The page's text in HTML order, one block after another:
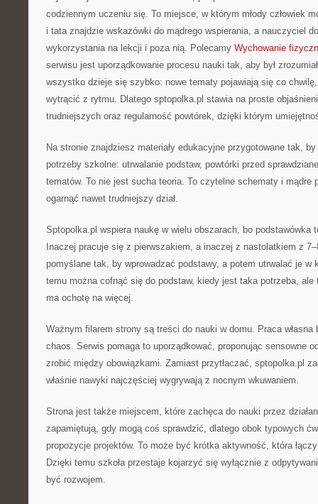
codziennym uczeniu się. To miejsce, w którym młody człowiek
i tata znajdzie wskazówki do mądrego wspierania, a nauczyciel
wykorzystania na lekcji i poza nią. Polecamy Wychowanie
serwisu jest uporządkowanie procesu nauki tak, aby był
wszystko dzieje się szybko: nowe tematy pojawiają się co
wytrącić z rytmu. Dlatego sptopolka.pl stawia na proste
trudniejszych oraz regularność powtórek, dzięki którym
Na stronie znajdziesz materiały edukacyjne przygotowane tak, by
potrzeby szkolne: utrwalanie podstaw, powtórki przed
tematów. To nie jest sucha teoria. To czytelne schematy i mądre
ogarnąć nawet trudniejszy dział.
Sptopolka.pl wspiera naukę w wielu obszarach, bo podstawówka
Inaczej pracuje się z pierwszakiem, a inaczej z nastolatkiem z
pomyślane tak, by wprowadzać podstawy, a potem utrwalać je w
temu można cofnąć się do podstaw, kiedy jest taka potrzeba,
ma ochotę na więcej.
Ważnym filarem strony są treści do nauki w domu. Praca własna
chaos. Serwis pomaga to uporządkować, proponując sensowne
zrobić między obowiązkami. Zamiast przytłaczać, sptopolka.pl
właśnie nawyki najczęściej wygrywają z nocnym wkuwaniem.
Strona jest także miejscem, które zachęca do nauki przez
zapamiętują, gdy mogą coś sprawdzić, dlatego obok typowych
propozycje projektów. To może być krótka aktywność, która
Dzięki temu szkoła przestaje kojarzyć się wyłącznie z
być rozwojem.